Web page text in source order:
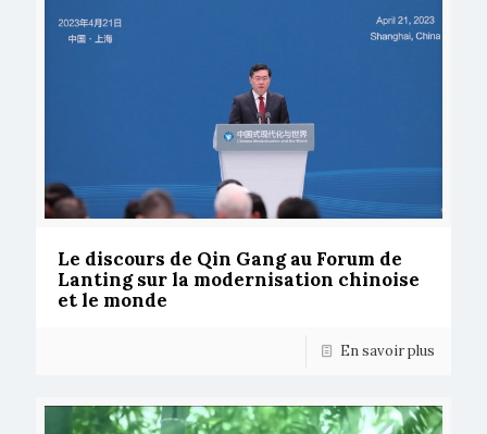
Le discours de Qin Gang au Forum de
Lanting sur la modernisation chinoise
et le monde
En savoir plus